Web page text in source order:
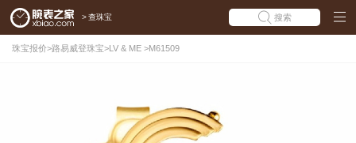
> 查珠宝 搜索
珠宝报价>路易威登珠宝>LV & ME >M61509